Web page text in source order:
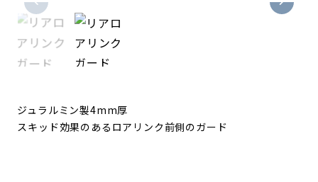
ジュラルミン製4mm厚
スキッド効果のあるロアリンク前側のガード